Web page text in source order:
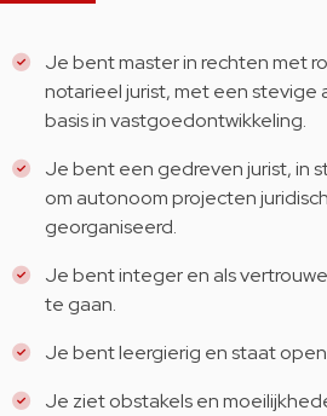
Je bent master in rechten met
notarieel jurist, met een stevige
basis in vastgoedontwikkeling.
Je bent een gedreven jurist, in
om autonoom projecten
georganiseerd.
Je bent integer en als
te gaan.
Je bent leergierig en staat
Je ziet obstakels en